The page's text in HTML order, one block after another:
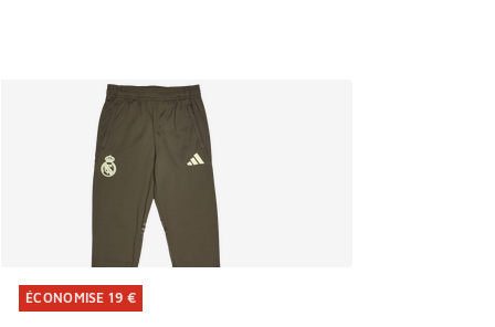
ÉCONOMISE 19 €
ÉCONOMISE 19 €